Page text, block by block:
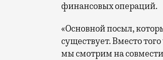
финансовых операций.
«Основной посыл,
существует. Вместо
мы смотрим на